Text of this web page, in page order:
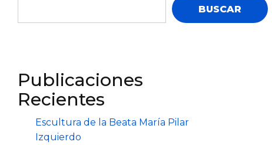
BUSCAR
Publicaciones
Recientes
Escultura de la Beata María Pilar
Izquierdo